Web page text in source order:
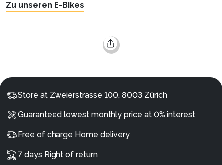
Zu unseren E-Bikes
Store at Zweierstrasse 100, 8003 Zürich
Guaranteed lowest monthly price at 0% interest
Free of charge Home delivery
7 days Right of return